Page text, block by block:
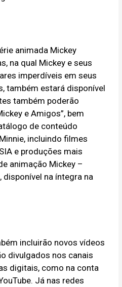
animada Mickey
na qual Mickey e seus
imperdíveis em seus
também estará disponível
também poderão
e Amigos”, bem
de conteúdo
incluindo filmes
e produções mais
animação Mickey –
disponível na íntegra na
incluirão novos vídeos
divulgados nos canais
digitais, como na conta
Já nas redes